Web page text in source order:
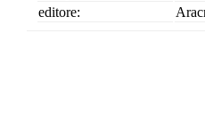
editore: